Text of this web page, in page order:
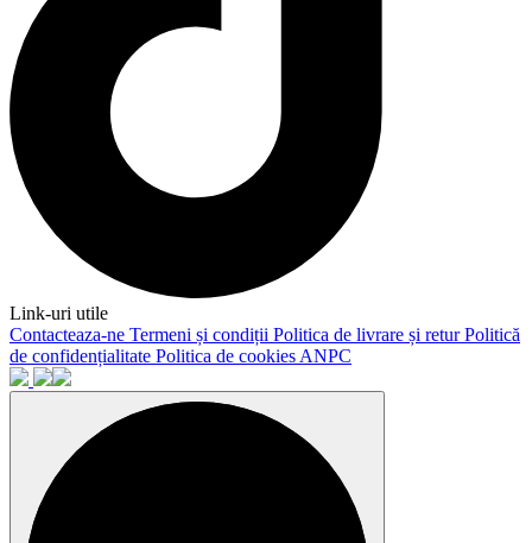
Link-uri utile
Contacteaza-ne Termeni și condiții Politica de livrare și returPolitică
de confidențialitate Politica de cookies ANPC